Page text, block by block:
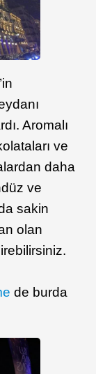
Aromalı
ve
daha
ve
sakin
olan
de burda